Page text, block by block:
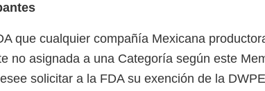
que cualquier compañía Mexicana
no asignada a una Categoría según este
solicitar a la FDA su exención de la